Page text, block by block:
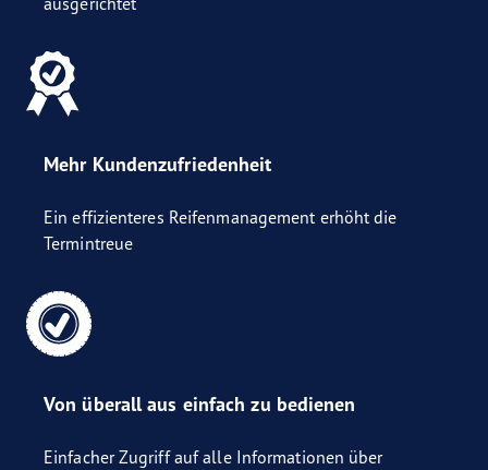
Mehr Kundenzufriedenheit
Ein effizienteres Reifenmanagement erhöht die
Termintreue
Von überall aus einfach zu bedienen
Einfacher Zugriff auf alle Informationen über